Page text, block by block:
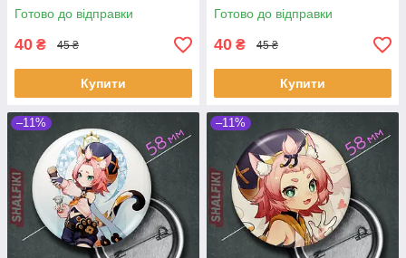
Готово до відправки
40 ₴ 45 ₴
Купити
Готово до відправки
40 ₴ 45 ₴
Купити
–11% –11%